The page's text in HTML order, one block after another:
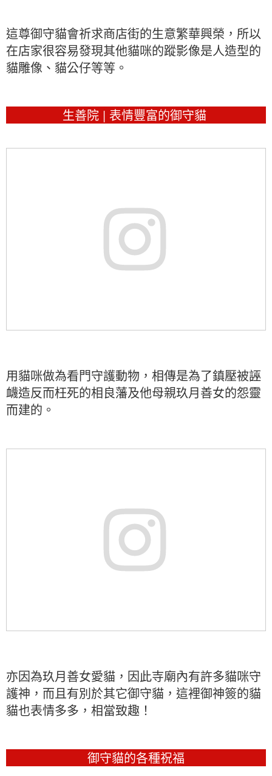
這尊御守貓會祈求商店街的生意繁華興榮，所以
在店家很容易發現其他貓咪的蹤影像是人造型的
貓雕像、貓公仔等等。
生善院 | 表情豐富的御守貓
用貓咪做為看門守護動物，相傳是為了鎮壓被誣
衊造反而枉死的相良藩及他母親玖月善女的怨靈
而建的。
亦因為玖月善女愛貓，因此寺廟內有許多貓咪守
護神，而且有別於其它御守貓，這裡御神簽的貓
貓也表情多多，相當致趣！
御守貓的各種祝福